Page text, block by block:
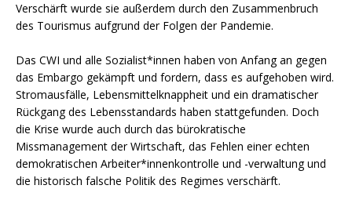
Verschärft wurde sie außerdem durch den Zusammenbruch
des Tourismus aufgrund der Folgen der Pandemie.
Das CWI und alle Sozialist*innen haben von Anfang an gegen
das Embargo gekämpft und fordern, dass es aufgehoben wird.
Stromausfälle, Lebensmittelknappheit und ein dramatischer
Rückgang des Lebensstandards haben stattgefunden. Doch
die Krise wurde auch durch das bürokratische
Missmanagement der Wirtschaft, das Fehlen einer echten
demokratischen Arbeiter*innenkontrolle und -verwaltung und
die historisch falsche Politik des Regimes verschärft.